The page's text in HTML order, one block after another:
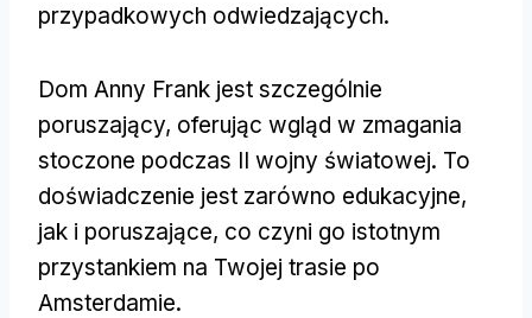
przypadkowych odwiedzających.
Dom Anny Frank jest szczególnie
poruszający, oferując wgląd w zmagania
stoczone podczas II wojny światowej. To
doświadczenie jest zarówno edukacyjne,
jak i poruszające, co czyni go istotnym
przystankiem na Twojej trasie po
Amsterdamie.